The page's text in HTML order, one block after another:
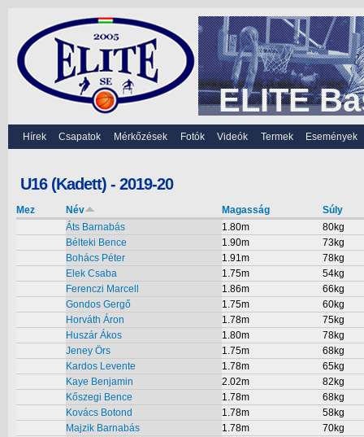
ELITE
Hírek Csapatok Mérkőzések Fotók Videók Termek Események
U16 (Kadett) - 2019-20
Mez Név Magasság
Súly
Áts Barnabás
1.80m
80kg
Bélteki Bence
1.90m
73kg
Bohács Péter
1.91m
78kg
Elek Csaba
1.75m
54kg
Ferenczi Marcell
1.86m
66kg
Gondos Gergő
1.75m
60kg
Horváth Áron
1.78m
75kg
Huszár Ákos
1.80m
78kg
Jeney Örs
1.75m
68kg
Kardos Levente
1.78m
65kg
Kaye Benjamin
2.02m
82kg
Kőszegi Bence
1.78m
68kg
Kovács Botond
1.78m
58kg
Majzik Barnabás
1.78m
70kg